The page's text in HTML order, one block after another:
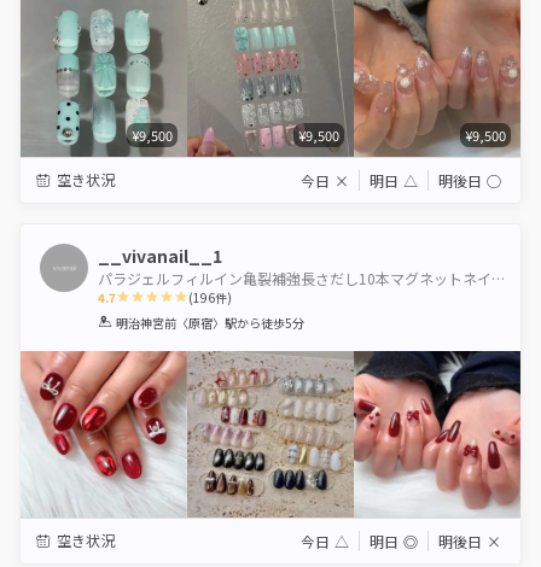
¥9,500 ¥9,500 ¥9,500
空き状況 今日 × 明日 △ 明後日 ◯
__vivanail__1
パラジェルフィルイン亀裂補強長さだし10本マグネットネイル海外ネイル自爪を傷つけないワンホンネイル
4.7
1 2 3 4 5
(196件)
明治神宮前〈原宿〉駅から徒歩5分
空き状況 今日 △ 明日 ◎ 明後日 ×